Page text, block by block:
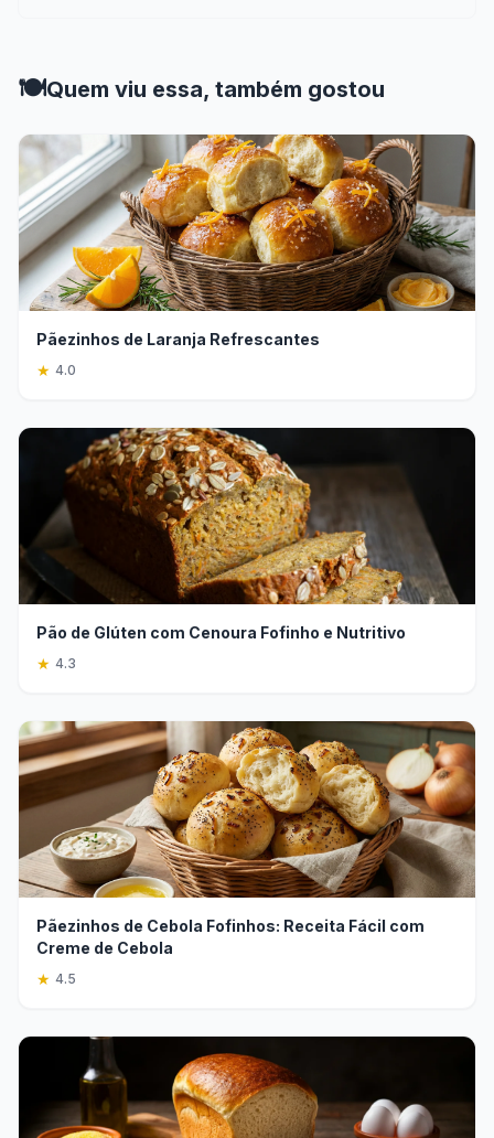
🍽️Quem viu essa, também gostou
Pãezinhos de Laranja Refrescantes
★ 4.0
Pão de Glúten com Cenoura Fofinho e Nutritivo
★ 4.3
Pãezinhos de Cebola Fofinhos: Receita Fácil com
Creme de Cebola
★ 4.5